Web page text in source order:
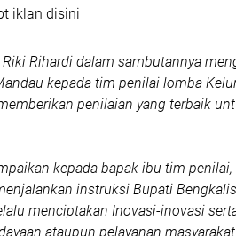
iklan disini
Rihardi dalam sambutannya
kepada tim penilai lomba
penilaian yang terbaik
kepada bapak ibu tim
instruksi Bupati
menciptakan Inovasi-inovasi
ataupun pelayanan